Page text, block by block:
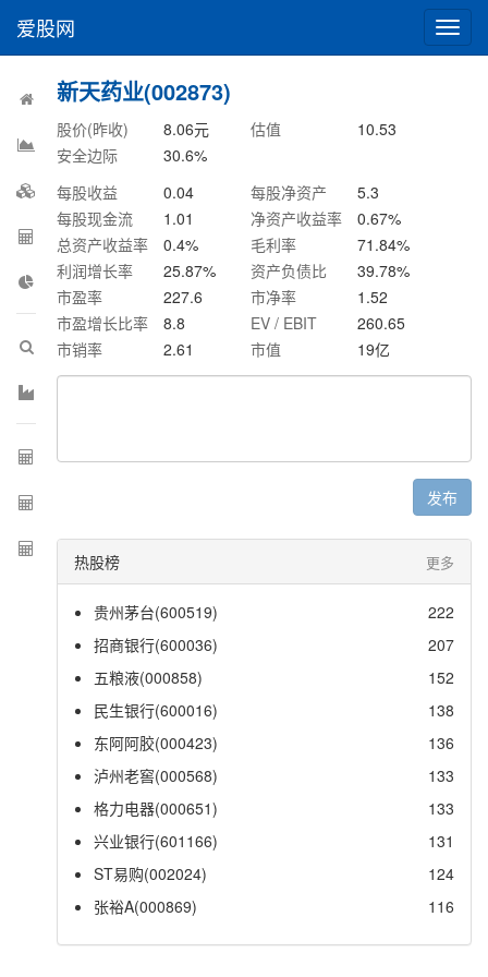
切
换
爱股网
新天药业(002873)
股价(昨收) 8.06元 估值
10.53
安全边际
30.6%
每股收益
0.04 每股净资产
5.3
每股现金流
1.01 净资产收益率 0.67%
总资产收益率
0.4% 毛利率 71.84%
利润增长率
25.87% 资产负债比 39.78%
市盈率
227.6 市净率
1.52
市盈增长比率
8.8 EV / EBIT
260.65
市销率
2.61 市值 19亿
发布
热股榜 更多
贵州茅台(600519)
222
招商银行(600036)
207
五粮液(000858)
152
民生银行(600016)
138
东阿阿胶(000423)
136
泸州老窖(000568)
133
格力电器(000651)
133
兴业银行(601166)
131
ST易购(002024)
124
张裕A(000869)
116